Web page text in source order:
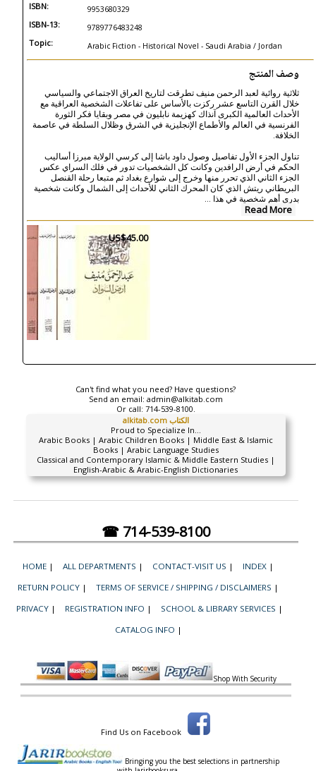
ISBN: 9953680329
ISBN-13: 9789776483248
Topic: Arabic Fiction - Historical Novel - Saudi Arabia / Jordan
وصف المنتج
ثلاثية روائية لعبد الرحمن منيف تطرقت لتاريخ العراق الاجتماعي والسياسي
خلال القرن التاسع عشر ركزت بالأساس على تفاعلات الشخصية العراقية مع
الأحداث العالمية الكبرى آنذاك كهزيمة نابليون في مصر وبقايا فكر الثورة
الفرنسية في العالم والأطماع الإنجليزية في الشرق وظلال السلطة في عاصمة
الخلافة.
تناول الجزء الأول تفاصيل وصول داود باشا إلى كرسي الولاية مبرزا أساليب
الحكم في أرض الرافدين وكانت كل الشخصيات تدور في فلك السراي عكس
الجزء الثاني الذي تحرر منها وخرج إلى شوارع بغداد ثم متبعا رحلة القنصل
البريطاني ريتش الذي كان المحرك الثاني للأحداث إلى الشمال وكانت شخصية
بدري أهم شخصية في هذا ...
Read More
US$45.00
Can't find what you need? Have questions?
Send an email: admin@alkitab.com
Or call: 714-539-8100.
alkitab.com الكتاب
Proud to Specialize In...
Arabic Books | Arabic Children Books | Middle East & Islamic
Books | Arabic Language Studies
Classical and Contemporary Islamic & Middle Eastern Studies |
English-Arabic & Arabic-English Dictionaries
☎ 714-539-8100
HOME | ALL DEPARTMENTS | CONTACT-VISIT US | INDEX |
RETURN POLICY | TERMS OF SERVICE / SHIPPING / DISCLAIMERS |
PRIVACY | REGISTRATION INFO | SCHOOL & LIBRARY SERVICES |
CATALOG INFO |
Shop With Security
Find Us on Facebook
Bringing you the best selections in partnership